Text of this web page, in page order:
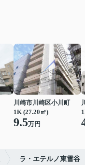
川崎市川崎区小川町
1K (27.20㎡)
9.5万円
ラ・エテルノ東雪谷